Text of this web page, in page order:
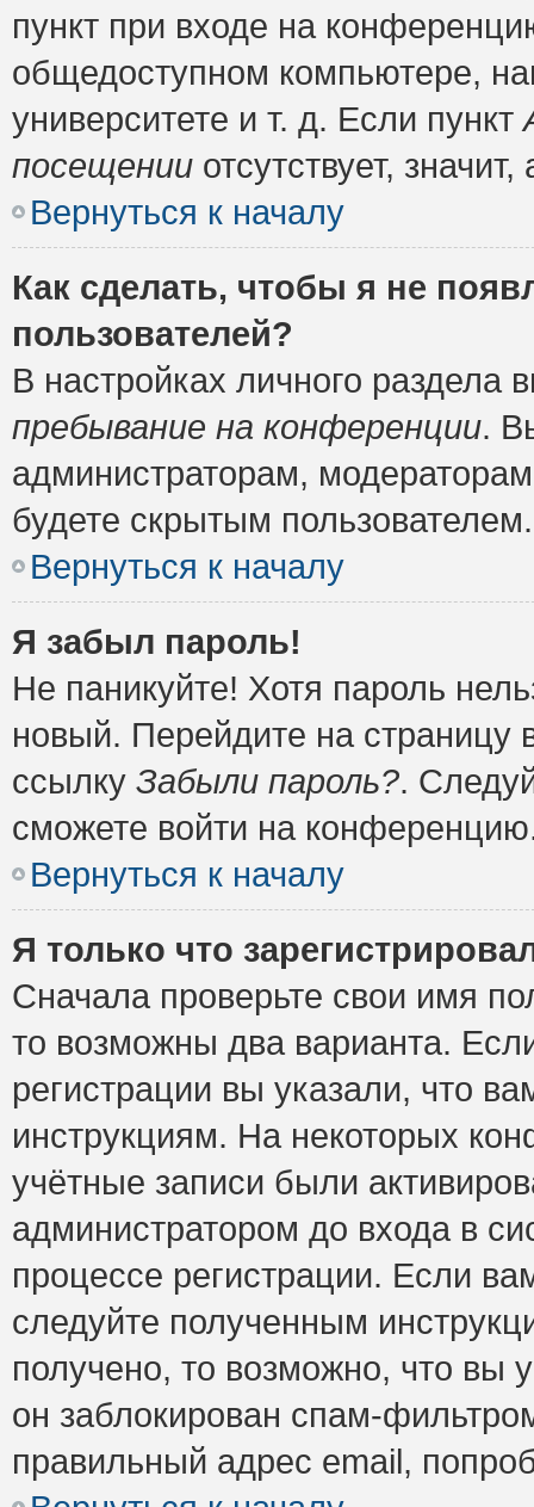
пункт при входе на
общедоступном компьютере,
университете и т. д. Если пункт
посещении отсутствует,
Вернуться к началу
Как сделать, чтобы я не
пользователей?
В настройках личного
пребывание на конференции.
администраторам,
будете скрытым пользователем.
Вернуться к началу
Я забыл пароль!
Не паникуйте! Хотя пароль
новый. Перейдите на
ссылку Забыли пароль?.
сможете войти на
Вернуться к началу
Я только что
Сначала проверьте свои имя
то возможны два варианта.
регистрации вы указали, что
инструкциям. На некоторых
учётные записи были
администратором до входа в
процессе регистрации. Если
следуйте полученным
получено, то возможно, что вы
он заблокирован спам-
правильный адрес email,